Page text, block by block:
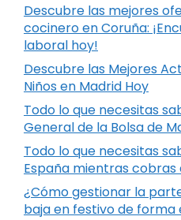
Descubre las mejores
cocinero en Coruña:
laboral hoy!
Descubre las Mejores
Niños en Madrid Hoy
Todo lo que necesitas
General de la Bolsa de
Todo lo que necesitas
España mientras cobras
¿Cómo gestionar la
baja en festivo de forma